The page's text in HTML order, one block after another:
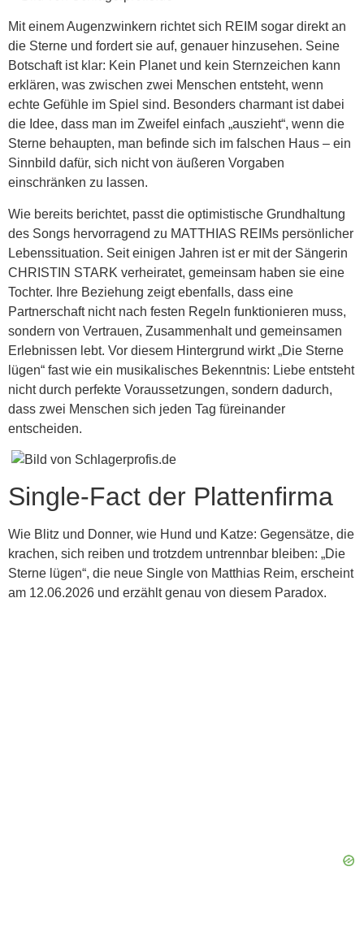
Mit einem Augenzwinkern richtet sich REIM sogar direkt an
die Sterne und fordert sie auf, genauer hinzusehen. Seine
Botschaft ist klar: Kein Planet und kein Sternzeichen kann
erklären, was zwischen zwei Menschen entsteht, wenn
echte Gefühle im Spiel sind. Besonders charmant ist dabei
die Idee, dass man im Zweifel einfach „auszieht“, wenn die
Sterne behaupten, man befinde sich im falschen Haus – ein
Sinnbild dafür, sich nicht von äußeren Vorgaben
einschränken zu lassen.
Wie bereits berichtet, passt die optimistische Grundhaltung
des Songs hervorragend zu MATTHIAS REIMs persönlicher
Lebenssituation. Seit einigen Jahren ist er mit der Sängerin
CHRISTIN STARK verheiratet, gemeinsam haben sie eine
Tochter. Ihre Beziehung zeigt ebenfalls, dass eine
Partnerschaft nicht nach festen Regeln funktionieren muss,
sondern von Vertrauen, Zusammenhalt und gemeinsamen
Erlebnissen lebt. Vor diesem Hintergrund wirkt „Die Sterne
lügen“ fast wie ein musikalisches Bekenntnis: Liebe entsteht
nicht durch perfekte Voraussetzungen, sondern dadurch,
dass zwei Menschen sich jeden Tag füreinander
entscheiden.
Single-Fact der Plattenfirma
Wie Blitz und Donner, wie Hund und Katze: Gegensätze, die
krachen, sich reiben und trotzdem untrennbar bleiben: „Die
Sterne lügen“, die neue Single von Matthias Reim, erscheint
am 12.06.2026 und erzählt genau von diesem Paradox.